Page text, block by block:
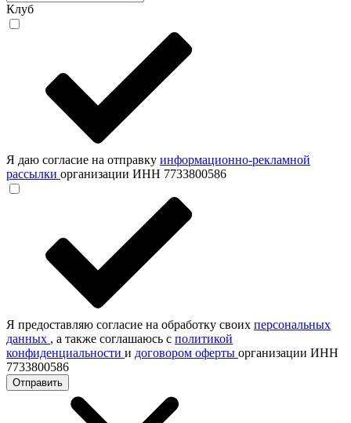
Клуб
Я даю согласие на отправку информационно-рекламной
рассылки организации ИНН 7733800586
Я предоставляю согласие на обработку своих персональных
данных , а также соглашаюсь с политикой
конфиденциальности и договором оферты организации ИНН
7733800586
Отправить